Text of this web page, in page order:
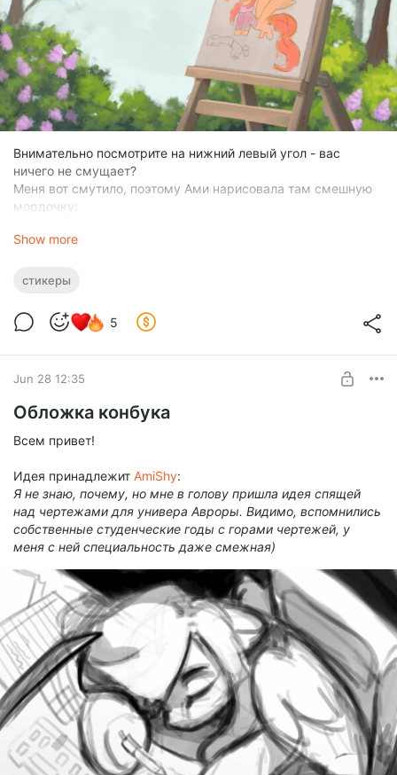
Внимательно посмотрите на нижний левый угол - вас
ничего не смущает?
Меня вот смутило, поэтому Ами нарисовала там смешную
мордочку:
Show more
стикеры
5
Jun 28 12:35
Обложка конбука
Всем привет!
Идея принадлежит AmiShy:
Я не знаю, почему, но мне в голову пришла идея спящей
над чертежами для универа Авроры. Видимо, вспомнились
собственные студенческие годы с горами чертежей, у
меня с ней специальность даже смежная)